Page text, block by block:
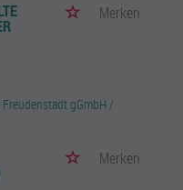
Merken
gGmbH /
Merken